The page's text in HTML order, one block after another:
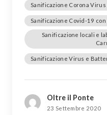
Sanificazione Corona Virus
Sanificazione Covid-19 con
Sanificazione locali e
Sanificazione Virus e
Oltre il Ponte
23 Settembre 2020